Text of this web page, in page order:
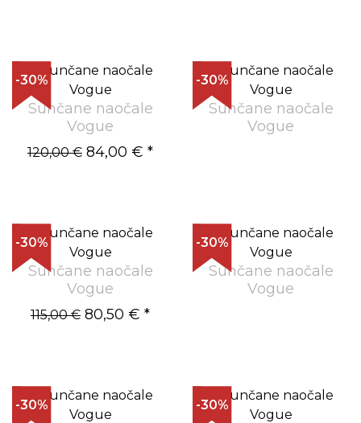
-30%
Sunčane naočale
Vogue
120,00 € 84,00 € *
-30%
Sunčane naočale
Vogue
-30%
Sunčane naočale
Vogue
115,00 € 80,50 € *
-30%
Sunčane naočale
Vogue
-30% -30%